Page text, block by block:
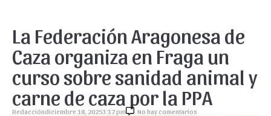
La Federación Aragonesa de
Caza organiza en Fraga un
curso sobre sanidad animal y
carne de caza por la PPA
Redaccióndiciembre 18, 20253:17 pm No hay comentarios